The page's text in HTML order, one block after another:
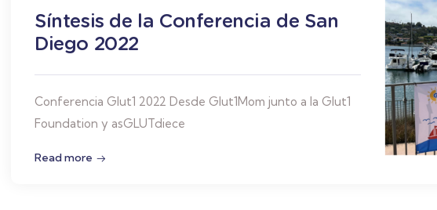
Síntesis de la Conferencia de San
Diego 2022
Conferencia Glut1 2022 Desde Glut1Mom junto a la Glut1
Foundation y asGLUTdiece
Read more